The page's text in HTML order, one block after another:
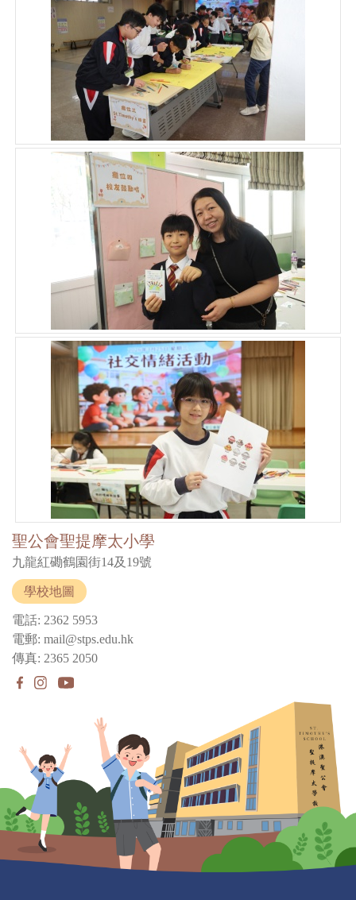
聖公會聖提摩太小學
九龍紅磡鶴園街14及19號
學校地圖
電話: 2362 5953
電郵: mail@stps.edu.hk
傳真: 2365 2050